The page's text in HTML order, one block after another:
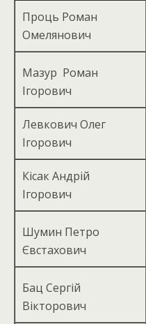
Проць Роман
Омелянович
Мазур Роман
Ігорович
Левкович Олег
Ігорович
Кісак Андрій
Ігорович
Шумин Петро
Євстахович
Бац Сергій
Вікторович